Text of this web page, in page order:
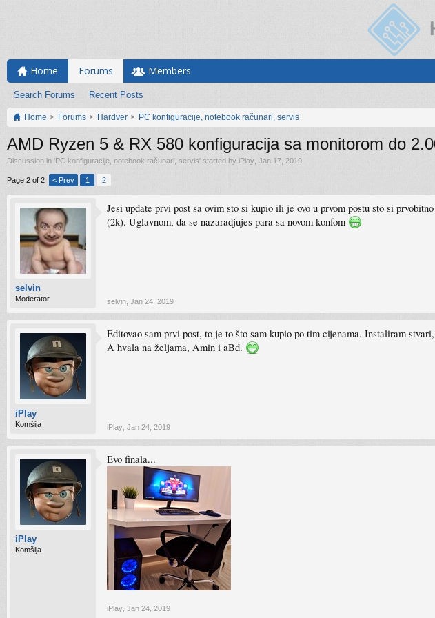
Home Forums
Search Forums Recent Posts
Members
Home Forums Hardver PC konfiguracije, notebook računari, servis
AMD Ryzen 5 & RX 580 konfiguracija sa monitorom do
Discussion in 'PC konfiguracije, notebook računari, servis' started by iPlay Jan 17, 2019
Page 2 of 2 < Prev 1 2
selvin
Moderator
Jesi update prvi post sa ovim sto si kupio ili je ovo u prvom postu sto si
(2k). Uglavnom, da se nazaradjujes para sa novom konfom
selvin Jan 24, 2019
iPlay
Komšija
Editovao sam prvi post, to je to što sam kupio po tim cijenama. Instaliram
A hvala na željama, Amin i aBd.
iPlay Jan 24, 2019
iPlay
Komšija
Evo finala...
iPlay Jan 24, 2019